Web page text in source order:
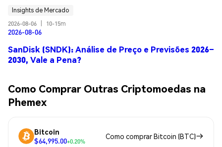
Insights de Mercado
2026-08-06
10-15m
2026-08-06
SanDisk (SNDK): Análise de Preço e Previsões 2026–
2030, Vale a Pena?
Como Comprar Outras Criptomoedas na
Phemex
Bitcoin
$64,995.00+0.20%
Como comprar Bitcoin (BTC)